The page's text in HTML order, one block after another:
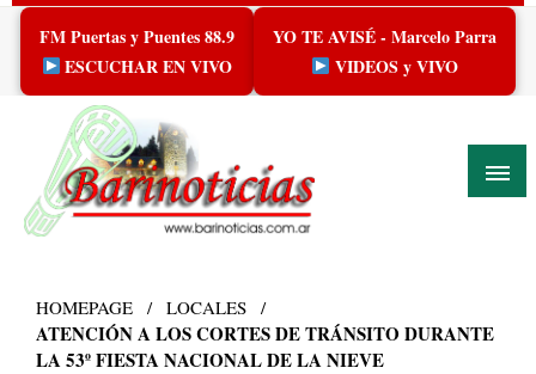
Skip
content
FM Puertas y Puentes 88.9
ESCUCHAR EN VIVO
YO TE AVISÉ - Marcelo Parra
VIDEOS y VIVO
HOMEPAGE LOCALES
ATENCIÓN A LOS CORTES DE TRÁNSITO DURANTE
LA 53º FIESTA NACIONAL DE LA NIEVE